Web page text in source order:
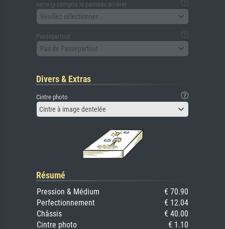
verre (y compris le panneau arrière)
Veuillez sélectionner
Passepartout
Pas de Passepartout
Divers & Extras
Cintre photo
Cintre à image dentelée
Résumé
Pression & Médium
€ 70.90
Perfectionnement
€ 12.04
Châssis
€ 40.00
Cintre photo
€ 1.10